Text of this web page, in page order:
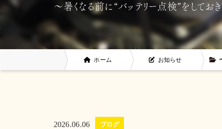
〜暑くなる前に“バッテリー点検”をしておき
ホーム お知らせ
2026.06.06 ブログ